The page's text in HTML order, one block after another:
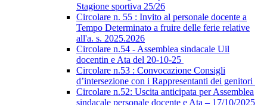
Stagione sportiva 25/26
Circolare n. 55 : Invito al personale docente a
Tempo Determinato a fruire delle ferie relative
all'a. s. 2025.2026
Circolare n.54 - Assemblea sindacale Uil
docentin e Ata del 20-10-25
Circolare n.53 : Convocazione Consigli
d’intersezione con i Rappresentanti dei genitori
Circolare n.52: Uscita anticipata per Assemblea
sindacale personale docente e Ata – 17/10/2025